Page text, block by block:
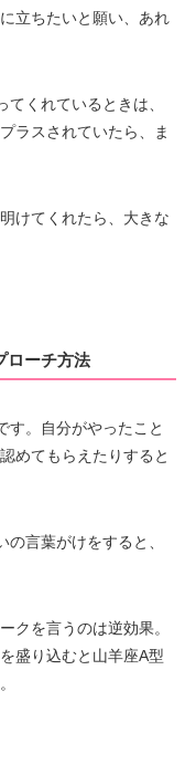
立ちたいと願い、あれ
くれているときは、
ラスされていたら、ま
けてくれたら、大きな
ローチ方法
す。自分がやったこと
めてもらえたりすると
言葉がけをすると、
クを言うのは逆効果。
盛り込むと山羊座A型